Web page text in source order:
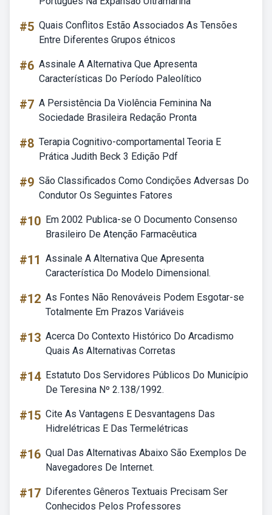
#5 Quais Conflitos Estão Associados As Tensões
Entre Diferentes Grupos étnicos
#6 Assinale A Alternativa Que Apresenta
Características Do Período Paleolítico
#7 A Persistência Da Violência Feminina Na
Sociedade Brasileira Redação Pronta
#8 Terapia Cognitivo-comportamental Teoria E
Prática Judith Beck 3 Edição Pdf
#9 São Classificados Como Condições Adversas Do
Condutor Os Seguintes Fatores
#10 Em 2002 Publica-se O Documento Consenso
Brasileiro De Atenção Farmacêutica
#11 Assinale A Alternativa Que Apresenta
Característica Do Modelo Dimensional.
#12 As Fontes Não Renováveis Podem Esgotar-se
Totalmente Em Prazos Variáveis
#13 Acerca Do Contexto Histórico Do Arcadismo
Quais As Alternativas Corretas
#14 Estatuto Dos Servidores Públicos Do Município
De Teresina Nº 2.138/1992.
#15 Cite As Vantagens E Desvantagens Das
Hidrelétricas E Das Termelétricas
#16 Qual Das Alternativas Abaixo São Exemplos De
Navegadores De Internet.
#17 Diferentes Gêneros Textuais Precisam Ser
Conhecidos Pelos Professores